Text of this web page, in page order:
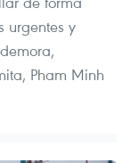
urgentes y
Pham Minh